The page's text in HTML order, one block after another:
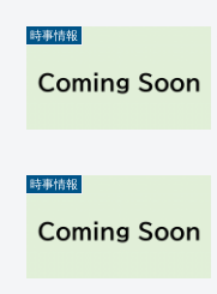
時事情報
時事情報